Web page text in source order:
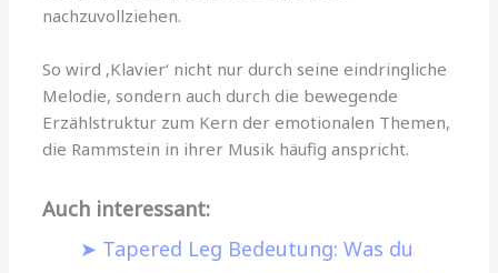
nachzuvollziehen.
So wird ‚Klavier‘ nicht nur durch seine eindringliche
Melodie, sondern auch durch die bewegende
Erzählstruktur zum Kern der emotionalen Themen,
die Rammstein in ihrer Musik häufig anspricht.
Auch interessant:
Tapered Leg Bedeutung: Was du